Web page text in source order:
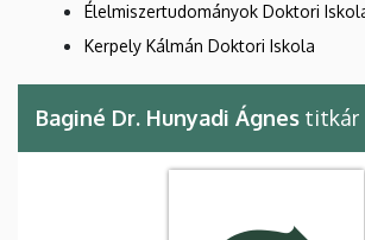
Élelmiszertudományok Doktori
Kerpely Kálmán Doktori Iskola
Baginé Dr. Hunyadi Ágnes titkár